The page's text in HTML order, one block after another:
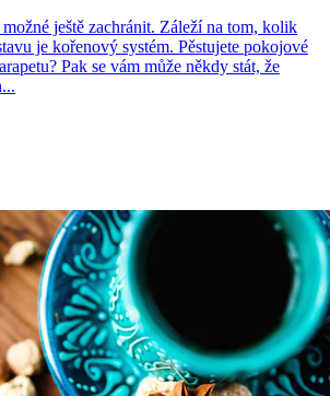
ještě zachránit. Záleží na tom, kolik
je kořenový systém. Pěstujete pokojové
Pak se vám může někdy stát, že